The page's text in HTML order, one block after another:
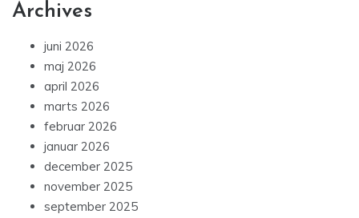
Archives
juni 2026
maj 2026
april 2026
marts 2026
februar 2026
januar 2026
december 2025
november 2025
september 2025